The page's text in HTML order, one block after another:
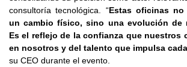
consultoría tecnológica. “Estas oficinas no
un cambio físico, sino una evolución de
Es el reflejo de la confianza que nuestros
en nosotros y del talento que impulsa
su CEO durante el evento.